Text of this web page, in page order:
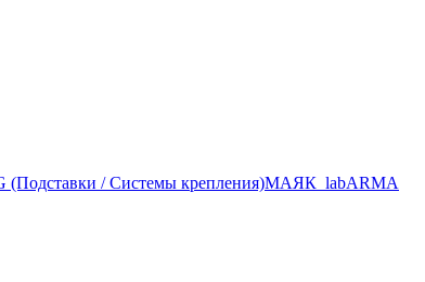
(Подставки / Системы крепления)МАЯК_labARMA